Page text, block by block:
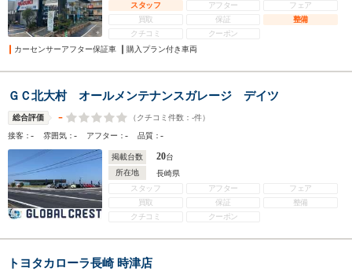
スタッフ
アフター
フェア
買取
保証
整備
クチコミ
クーポン
カーセンサーアフター保証車
購入プラン付き車両
ＧＣ北大村 オールメンテナンスガレージ デイツ
総合評価 - （クチコミ件数： -件）
接客：- 雰囲気：- アフター：- 品質：-
掲載台数 20台
所在地
長崎県
スタッフ
アフター
フェア
買取
保証
整備
クチコミ
クーポン
トヨタカローラ長崎 時津店